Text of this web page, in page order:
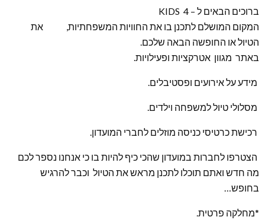
ברוכים הבאים ל – KIDS 4
המקום המושלם לתכנן בו את החוויות המשפחתיות, את
הטיול או החופשה הבאה שלכם.
באתר מגוון אטרקציות ופעילויות.
מידע על אירועים ופסטיבלים.
מסלולי טיול למשפחה וילדים.
רכישת כרטיסי כניסה מוזלים לחברי המועדון.
הצטרפו לחברות במועדון שהכי כיף להיות בו כי אנחנו נספר לכם
מה חדש ואתם תוכלו לתכנן מראש את הטיול וכבר להרגיש
בחופש…
*מחלקה פרטית.